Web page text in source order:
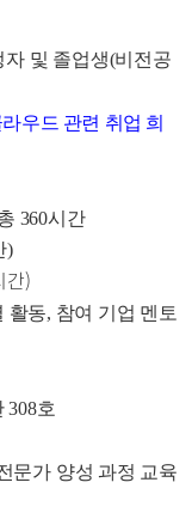
및 졸업생(비전공
라우드 관련 취업 희
360시간
)
간)
, 참여 기업 멘토
308호
문가 양성 과정 교육